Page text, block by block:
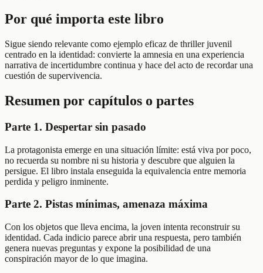
Por qué importa este libro
Sigue siendo relevante como ejemplo eficaz de thriller juvenil
centrado en la identidad: convierte la amnesia en una experiencia
narrativa de incertidumbre continua y hace del acto de recordar una
cuestión de supervivencia.
Resumen por capítulos o partes
Parte 1. Despertar sin pasado
La protagonista emerge en una situación límite: está viva por poco,
no recuerda su nombre ni su historia y descubre que alguien la
persigue. El libro instala enseguida la equivalencia entre memoria
perdida y peligro inminente.
Parte 2. Pistas mínimas, amenaza máxima
Con los objetos que lleva encima, la joven intenta reconstruir su
identidad. Cada indicio parece abrir una respuesta, pero también
genera nuevas preguntas y expone la posibilidad de una
conspiración mayor de lo que imagina.